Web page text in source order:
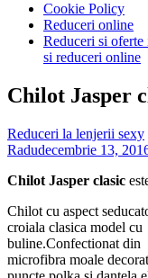
Cookie Policy
Reduceri online
Reduceri si
si reduceri online
Chilot Jasper
Reduceri la lenjerii sexy
Radudecembrie 13,
Chilot Jasper clasic
Chilot cu aspect
croiala clasica model cu
buline.Confectionat din
microfibra moale